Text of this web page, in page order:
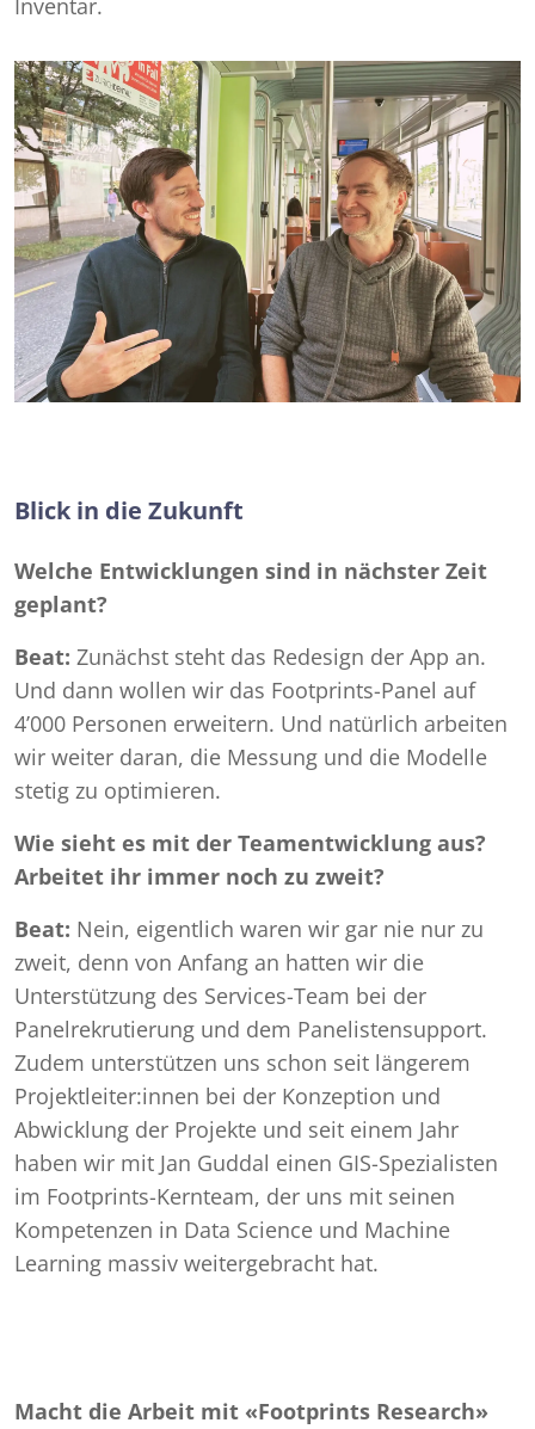
Inventar.
Blick in die Zukunft
Welche Entwicklungen sind in nächster Zeit
geplant?
Beat: Zunächst steht das Redesign der App an.
Und dann wollen wir das Footprints-Panel auf
4’000 Personen erweitern. Und natürlich arbeiten
wir weiter daran, die Messung und die Modelle
stetig zu optimieren.
Wie sieht es mit der Teamentwicklung aus?
Arbeitet ihr immer noch zu zweit?
Beat: Nein, eigentlich waren wir gar nie nur zu
zweit, denn von Anfang an hatten wir die
Unterstützung des Services-Team bei der
Panelrekrutierung und dem Panelistensupport.
Zudem unterstützen uns schon seit längerem
Projektleiter:innen bei der Konzeption und
Abwicklung der Projekte und seit einem Jahr
haben wir mit Jan Guddal einen GIS-Spezialisten
im Footprints-Kernteam, der uns mit seinen
Kompetenzen in Data Science und Machine
Learning massiv weitergebracht hat.
Macht die Arbeit mit «Footprints Research»